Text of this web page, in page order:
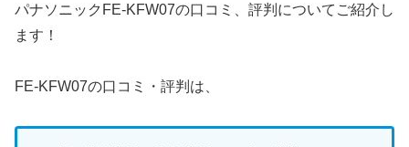
パナソニックFE-KFW07の口コミ、評判についてご紹介し
ます！
FE-KFW07の口コミ・評判は、